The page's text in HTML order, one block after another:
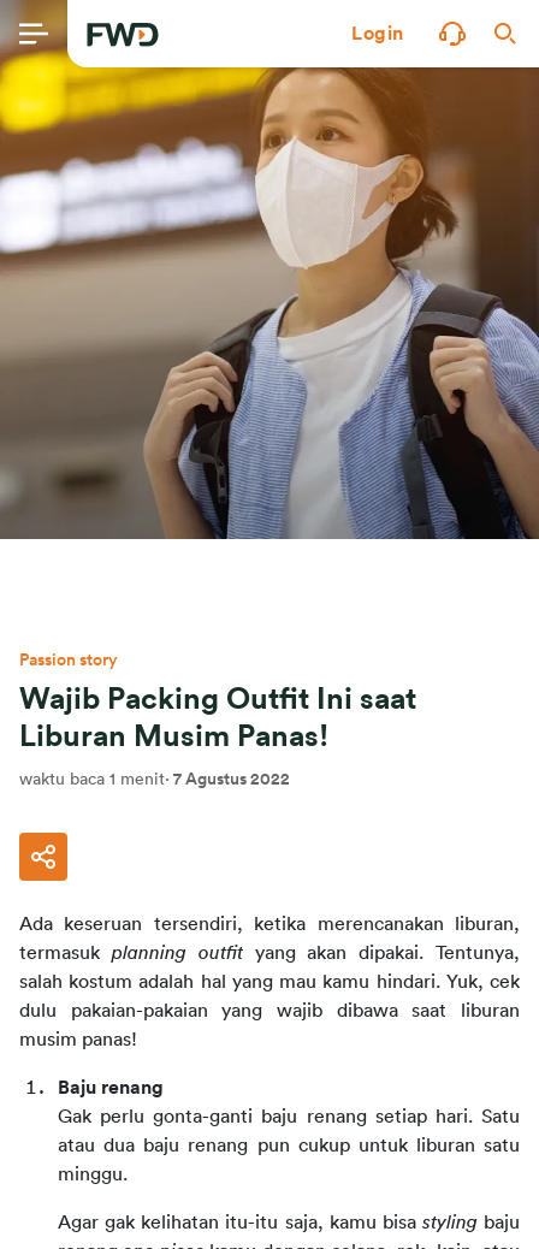
Login
Passion story
Wajib Packing Outfit Ini saat
Liburan Musim Panas!
waktu baca 1 menit· 7 Agustus 2022
Ada keseruan tersendiri, ketika merencanakan liburan,
termasuk planning outfit yang akan dipakai. Tentunya,
salah kostum adalah hal yang mau kamu hindari. Yuk, cek
dulu pakaian-pakaian yang wajib dibawa saat liburan
musim panas!
Baju renang
Gak perlu gonta-ganti baju renang setiap hari. Satu
atau dua baju renang pun cukup untuk liburan satu
minggu.
Agar gak kelihatan itu-itu saja, kamu bisa styling baju